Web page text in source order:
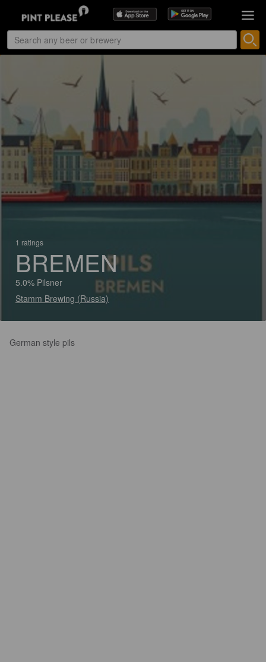
1 ratings
BREMEN
5.0% Pilsner
Stamm Brewing (Russia)
German style pils